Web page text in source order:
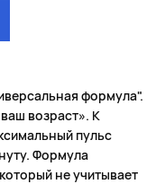
формула".
возраст». К
пульс
Формула
не учитывает